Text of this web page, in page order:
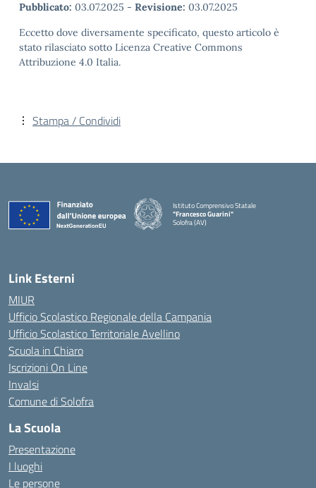
Pubblicato: 03.07.2025 - Revisione: 03.07.2025
Eccetto dove diversamente specificato, questo articolo è
stato rilasciato sotto Licenza Creative Commons
Attribuzione 4.0 Italia.
Stampa / Condividi
Istituto Comprensivo Statale
"Francesco Guarini"
Solofra (AV)
Link Esterni
MIUR
Ufficio Scolastico Regionale della Campania
Ufficio Scolastico Territoriale Avellino
Scuola in Chiaro
Iscrizioni On Line
Invalsi
Comune di Solofra
La Scuola
Presentazione
I luoghi
Le persone